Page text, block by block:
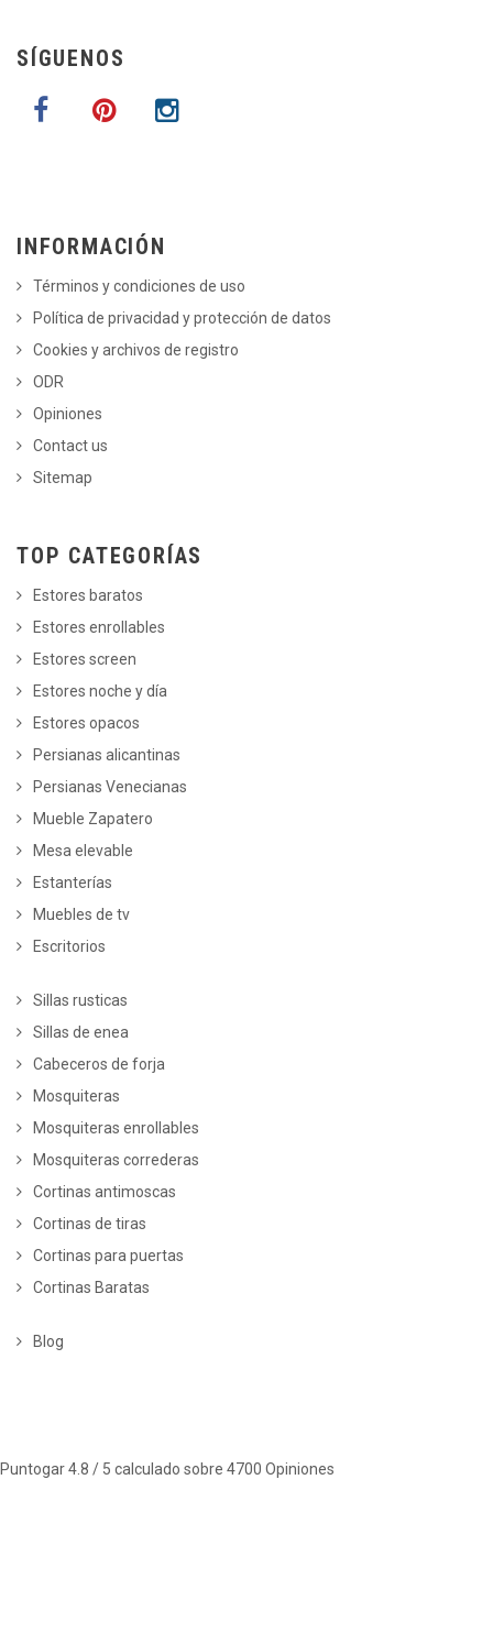
SÍGUENOS
INFORMACIÓN
Términos y condiciones de uso
Política de privacidad y protección de datos
Cookies y archivos de registro
ODR
Opiniones
Contact us
Sitemap
TOP CATEGORÍAS
Estores baratos
Estores enrollables
Estores screen
Estores noche y día
Estores opacos
Persianas alicantinas
Persianas Venecianas
Mueble Zapatero
Mesa elevable
Estanterías
Muebles de tv
Escritorios
Sillas rusticas
Sillas de enea
Cabeceros de forja
Mosquiteras
Mosquiteras enrollables
Mosquiteras correderas
Cortinas antimoscas
Cortinas de tiras
Cortinas para puertas
Cortinas Baratas
Blog
Puntogar4.8 / 5 calculado sobre 4700 Opiniones